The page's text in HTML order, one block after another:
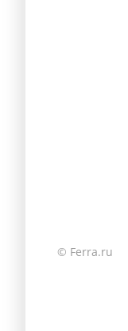
© Ferra.ru